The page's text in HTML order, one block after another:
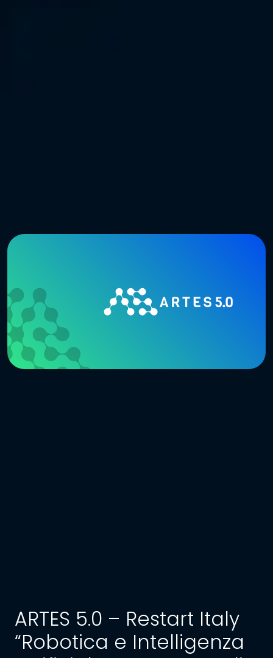
ARTES 5.0 – Restart Italy
“Robotica e Intelligenza